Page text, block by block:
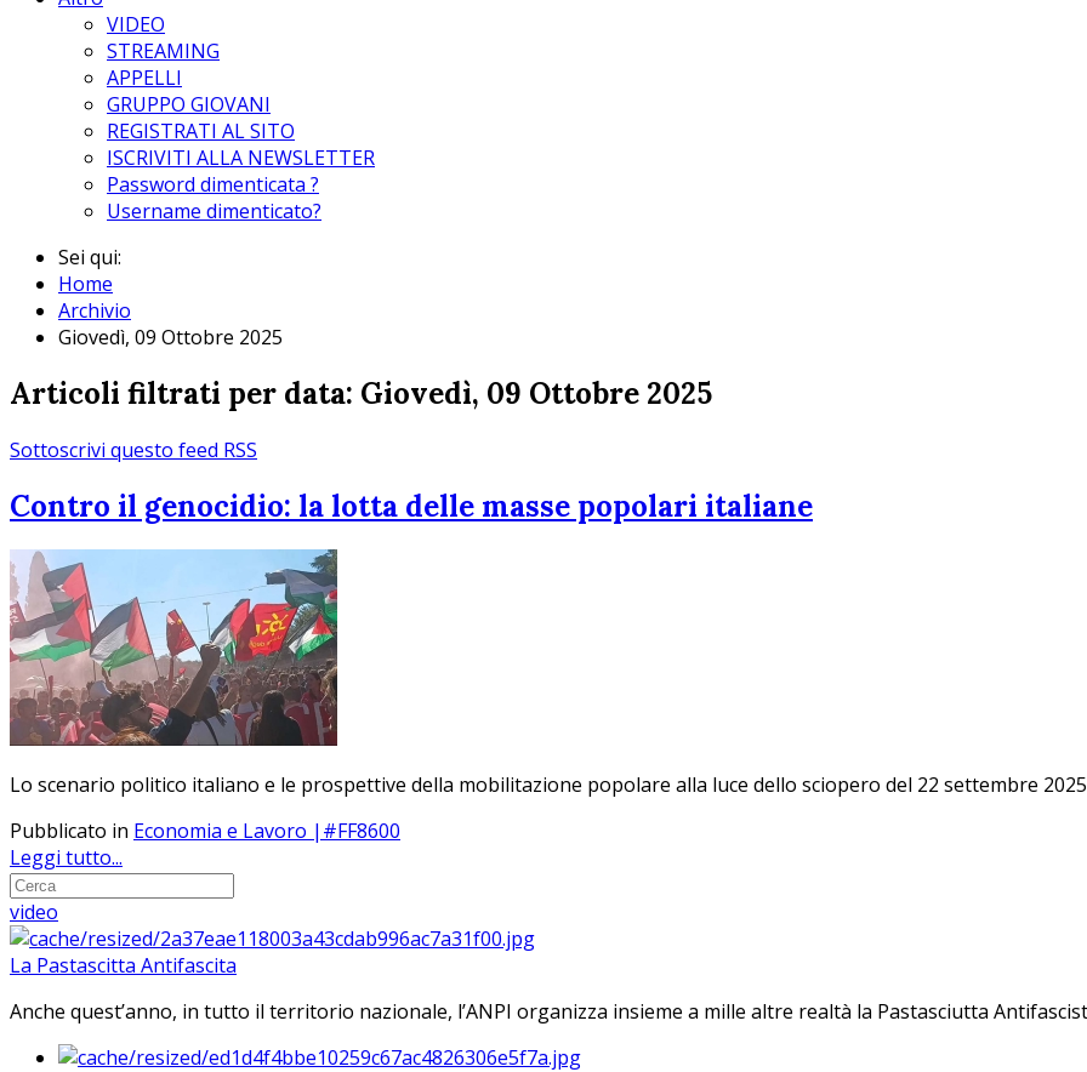
VIDEO
STREAMING
APPELLI
GRUPPO GIOVANI
REGISTRATI AL SITO
ISCRIVITI ALLA NEWSLETTER
Password dimenticata ?
Username dimenticato?
Sei qui:
Home
Archivio
Giovedì, 09 Ottobre 2025
Articoli filtrati per data: Giovedì, 09 Ottobre 2025
Sottoscrivi questo feed RSS
Contro il genocidio: la lotta delle masse popolari italiane
Lo scenario politico italiano e le prospettive della mobilitazione popolare alla luce dello sciopero del 22 settembre
Pubblicato in Economia e Lavoro |#FF8600
Leggi tutto...
video
La Pastascitta Antifascita
Anche quest’anno, in tutto il territorio nazionale, l’ANPI organizza insieme a mille altre realtà la Pastasciutta